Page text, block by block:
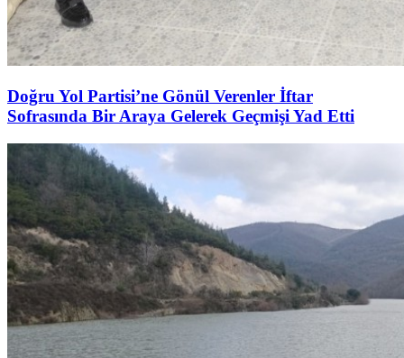
Doğru Yol Partisi’ne Gönül Verenler İftar
Sofrasında Bir Araya Gelerek Geçmişi Yad Etti